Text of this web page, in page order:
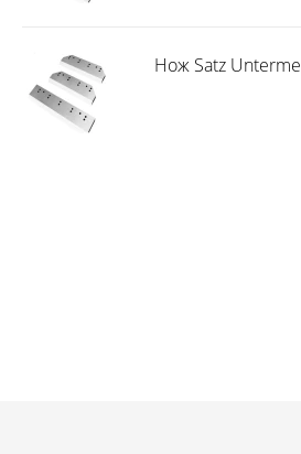
Нож Satz